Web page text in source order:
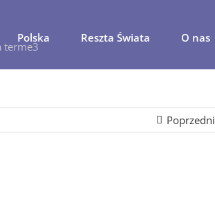
Polska Reszta Świata O nas
terme3
Poprzedni